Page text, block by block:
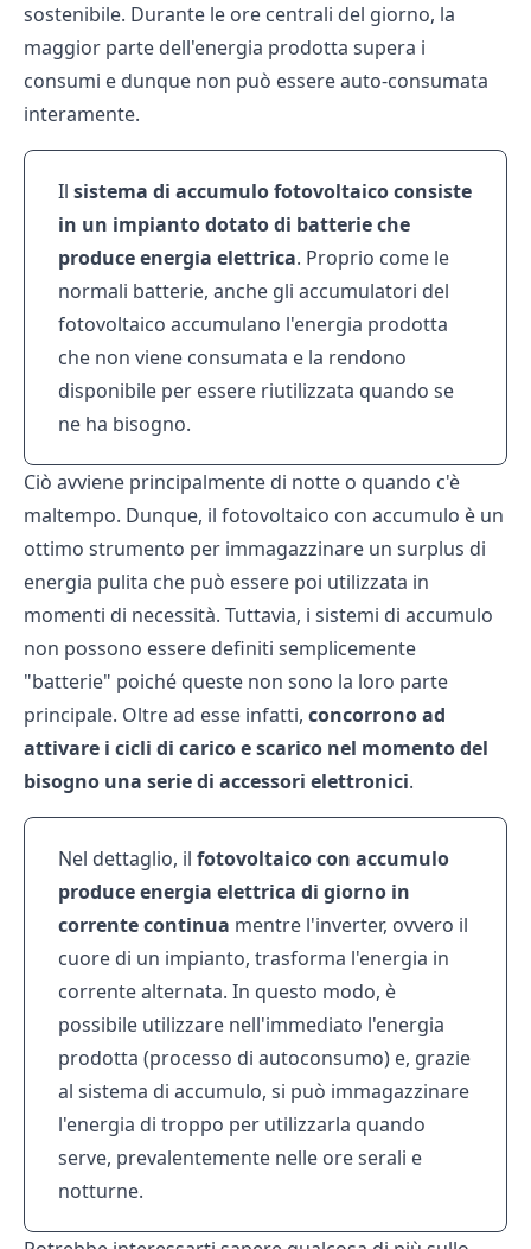
sostenibile. Durante le ore centrali del giorno, la
maggior parte dell'energia prodotta supera i
consumi e dunque non può essere auto-consumata
interamente.
Il sistema di accumulofotovoltaicoconsiste
in un impiantodotatodi batterieche
produceenergia elettrica. Proprio come le
normali batterie, anche gli accumulatori del
fotovoltaico accumulano l'energia prodotta
che non viene consumata e la rendono
disponibile per essere riutilizzata quando se
ne ha bisogno.
Ciò avviene principalmente di notte o quando c'è
maltempo. Dunque, il fotovoltaico con accumulo è un
ottimo strumento per immagazzinare un surplus di
energia pulita che può essere poi utilizzata in
momenti di necessità. Tuttavia, i sistemi di accumulo
non possono essere definiti semplicemente
"batterie" poiché queste non sono la loro parte
principale. Oltre ad esse infatti, concorronoad
attivare i cicli di caricoescarico nel momentodel
bisogno una seriedi accessori elettronici.
Nel dettaglio, il fotovoltaicocon accumulo
produceenergia elettrica di giorno in
correntecontinua mentre l'inverter, ovvero il
cuore di un impianto, trasforma l'energia in
corrente alternata. In questo modo, è
possibile utilizzare nell'immediato l'energia
prodotta (processo di autoconsumo) e, grazie
al sistema di accumulo, si può immagazzinare
l'energia di troppo per utilizzarla quando
serve, prevalentemente nelle ore serali e
notturne.